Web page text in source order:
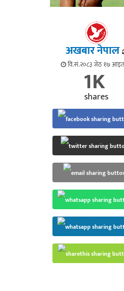
अखबार नेपाल
वि.सं.२०८३ जेठ १७
1K
shares